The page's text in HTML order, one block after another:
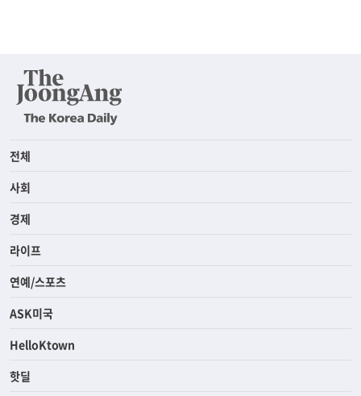
전체
사회
경제
라이프
연예/스포츠
ASK미국
HelloKtown